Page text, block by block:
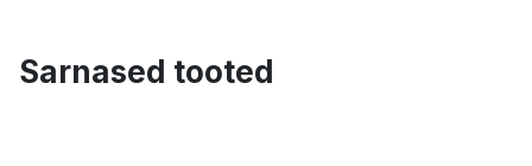
Sarnased tooted